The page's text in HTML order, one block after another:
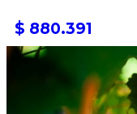
$ 880.391